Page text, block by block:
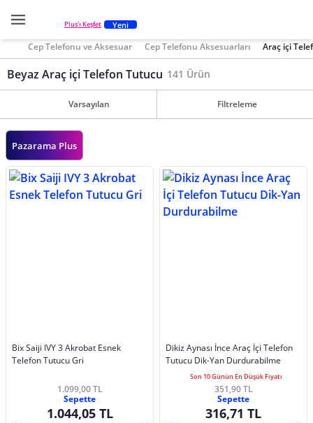
Plus'ı Keşfet Yeni
Cep Telefonu ve Aksesuar Cep Telefonu Aksesuarları Araç içi
Beyaz Araç içi Telefon Tutucu 141 Ürün
Varsayılan Filtreleme
Pazarama Plus
Bix Saiji IVY 3 Akrobat Esnek
Telefon Tutucu Gri
1.099,00 TL
Sepette
1.044,05 TL
Dikiz Aynası İnce Araç İçi Telefon
Tutucu Dik-Yan Durdurabilme
Son 10 Günün En Düşük Fiyatı
351,90 TL
Sepette
316,71 TL